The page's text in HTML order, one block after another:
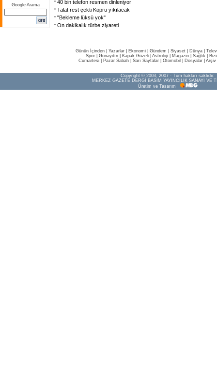
Google Arama
40 bin telefon resmen dinleniyor
Talat rest çekti Köprü yıkılacak
"Bekleme lüksü yok"
On dakikalık türbe ziyareti
Günün İçinden Yazarlar Ekonomi Gündem Siyaset Dünya |
Spor
Günaydın Kapak Güzeli Astroloji Magazin Sağlık
Cumartesi
Pazar Sabah Sarı Sayfalar Otomobil Dosyalar Arşiv
Copyright © 2003, 2007 - Tüm hakları saklıdır.
MERKEZ GAZETE DERGİ BASIM YAYINCILIK SANAYİ VE
Üretim ve Tasarım